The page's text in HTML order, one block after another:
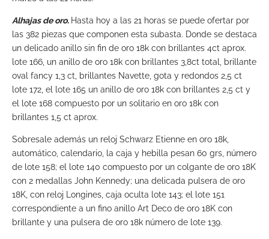
Alhajas de oro. Hasta hoy a las 21 horas se puede ofertar por
las 382 piezas que componen esta subasta. Donde se destaca
un delicado anillo sin fin de oro 18k con brillantes 4ct aprox.
lote 166, un anillo de oro 18k con brillantes 3,8ct total, brillante
oval fancy 1,3 ct, brillantes Navette, gota y redondos 2,5 ct
lote 172, el lote 165 un anillo de oro 18k con brillantes 2,5 ct y
el lote 168 compuesto por un solitario en oro 18k con
brillantes 1,5 ct aprox.
Sobresale además un reloj Schwarz Etienne en oro 18k,
automático, calendario, la caja y hebilla pesan 60 grs, número
de lote 158; el lote 140 compuesto por un colgante de oro 18K
con 2 medallas John Kennedy; una delicada pulsera de oro
18K, con reloj Longines, caja oculta lote 143; el lote 151
correspondiente a un fino anillo Art Deco de oro 18K con
brillante y una pulsera de oro 18k número de lote 139.